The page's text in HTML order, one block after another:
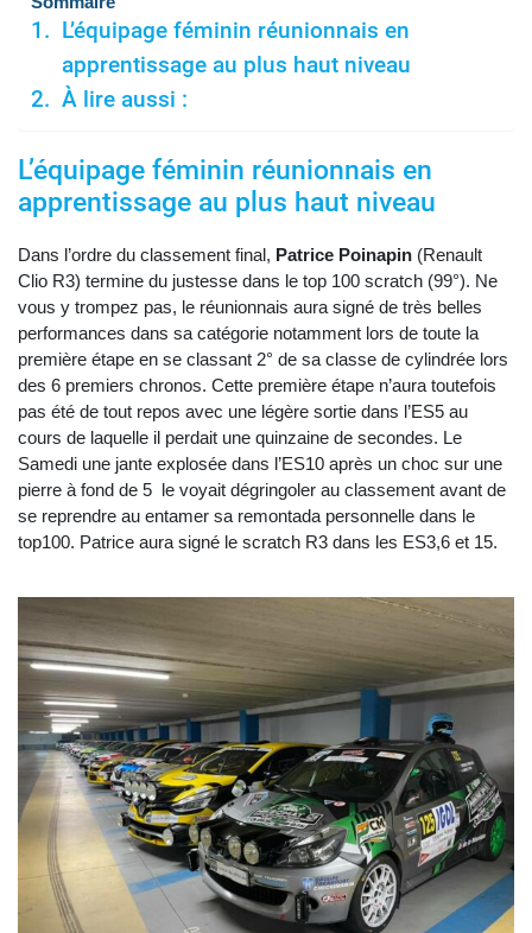
L’équipage féminin réunionnais en
apprentissage au plus haut niveau
À lire aussi :
L’équipage féminin réunionnais en
apprentissage au plus haut niveau
Dans l’ordre du classement final, Patrice Poinapin (Renault
Clio R3) termine du justesse dans le top 100 scratch (99°). Ne
vous y trompez pas, le réunionnais aura signé de très belles
performances dans sa catégorie notamment lors de toute la
première étape en se classant 2° de sa classe de cylindrée lors
des 6 premiers chronos. Cette première étape n’aura toutefois
pas été de tout repos avec une légère sortie dans l’ES5 au
cours de laquelle il perdait une quinzaine de secondes. Le
Samedi une jante explosée dans l’ES10 après un choc sur une
pierre à fond de 5 le voyait dégringoler au classement avant de
se reprendre au entamer sa remontada personnelle dans le
top100. Patrice aura signé le scratch R3 dans les ES3,6 et 15.